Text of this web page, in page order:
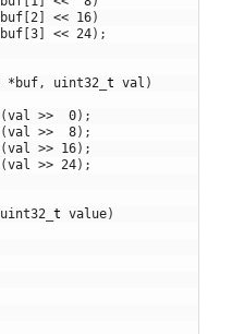
buf 2 << 16)
buf 3 << 24) ;
* buf, uint32 t val )
(val >> 0) ;
(val >> 8) ;
(val >> 16) ;
(val >> 24) ;
uint32 t value)